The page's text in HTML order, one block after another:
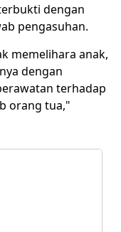
dengan
pengasuhan.
memelihara anak,
dengan
terhadap
orang tua,"